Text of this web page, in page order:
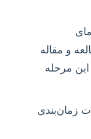
و مقاله
مرحله
زمان‌بندی